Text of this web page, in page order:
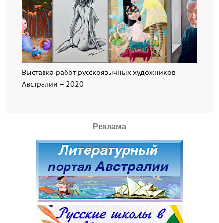
Выставка работ русскоязычных художников
Австралии – 2020
Реклама